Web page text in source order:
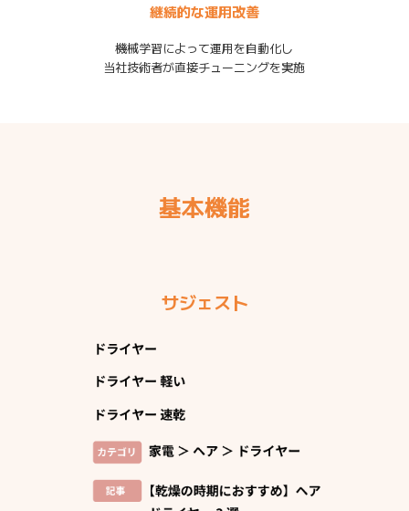
継続的な運用改善
機械学習によって運用を自動化し
当社技術者が直接チューニングを実施
基本機能
サジェスト